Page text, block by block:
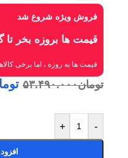
فروش ویژه شروع شد
قیمت ها بروزه بخر
قیمت ها به روزه ، اما برخی
تومان۵۳.۴۹۰.۰۰۰
-
+